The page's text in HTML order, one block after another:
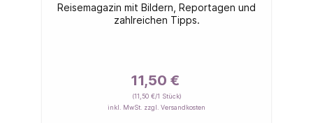
Reisemagazin mit Bildern, Reportagen und
zahlreichen Tipps.
11,50 €
(11,50 €/1 Stück)
inkl. MwSt. zzgl. Versandkosten